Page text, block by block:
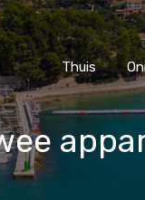
Thuis
Thuis